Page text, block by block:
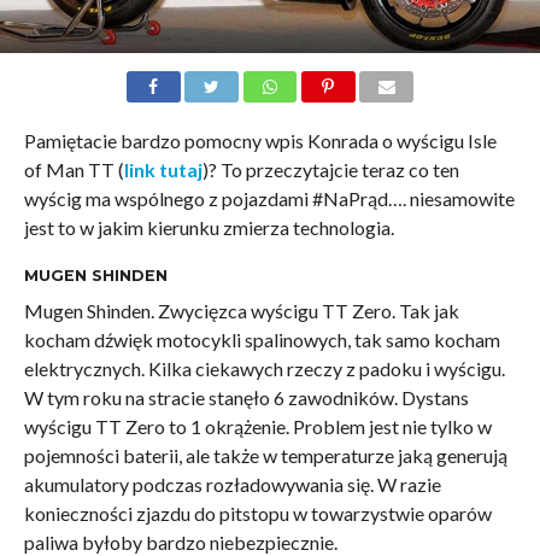
Pamiętacie bardzo pomocny wpis Konrada o wyścigu Isle
of Man TT (link tutaj)? To przeczytajcie teraz co ten
wyścig ma wspólnego z pojazdami #NaPrąd…. niesamowite
jest to w jakim kierunku zmierza technologia.
MUGEN SHINDEN
Mugen Shinden. Zwycięzca wyścigu TT Zero. Tak jak
kocham dźwięk motocykli spalinowych, tak samo kocham
elektrycznych. Kilka ciekawych rzeczy z padoku i wyścigu.
W tym roku na stracie stanęło 6 zawodników. Dystans
wyścigu TT Zero to 1 okrążenie. Problem jest nie tylko w
pojemności baterii, ale także w temperaturze jaką generują
akumulatory podczas rozładowywania się. W razie
konieczności zjazdu do pitstopu w towarzystwie oparów
paliwa byłoby bardzo niebezpiecznie.